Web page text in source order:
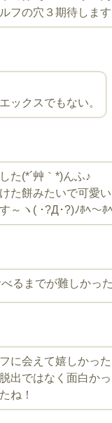
フの穴３期待します
ックスでもない。
た(*´艸｀*)んふ♪
た餅みたいで可愛
～ヽ( ･?Д･?)ﾉﾎﾍ～ﾎ
るまでが難しかっ
に会えて嬉しかった
出ではなく面白か
ね！